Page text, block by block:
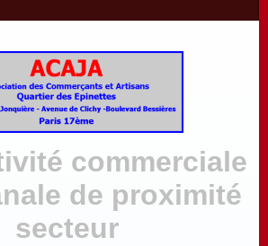
commerciale
de proximité
secteur